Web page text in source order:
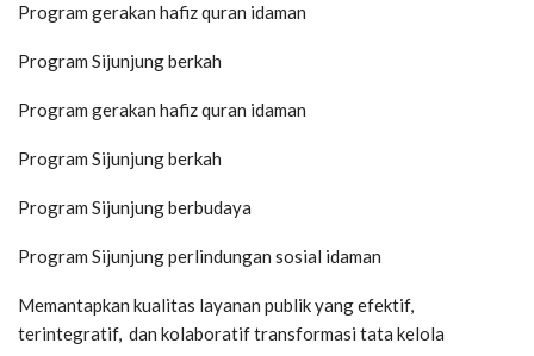
Program gerakan hafiz quran idaman
Program Sijunjung berkah
Program gerakan hafiz quran idaman
Program Sijunjung berkah
Program Sijunjung berbudaya
Program Sijunjung perlindungan sosial idaman
Memantapkan kualitas layanan publik yang efektif,
terintegratif, dan kolaboratif transformasi tata kelola